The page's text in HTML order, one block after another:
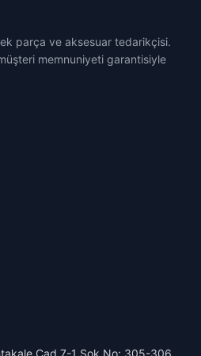
parça ve aksesuar tedarikçisi.
memnuniyeti garantisiyle
Cad 7-1 Sok No: 305-306